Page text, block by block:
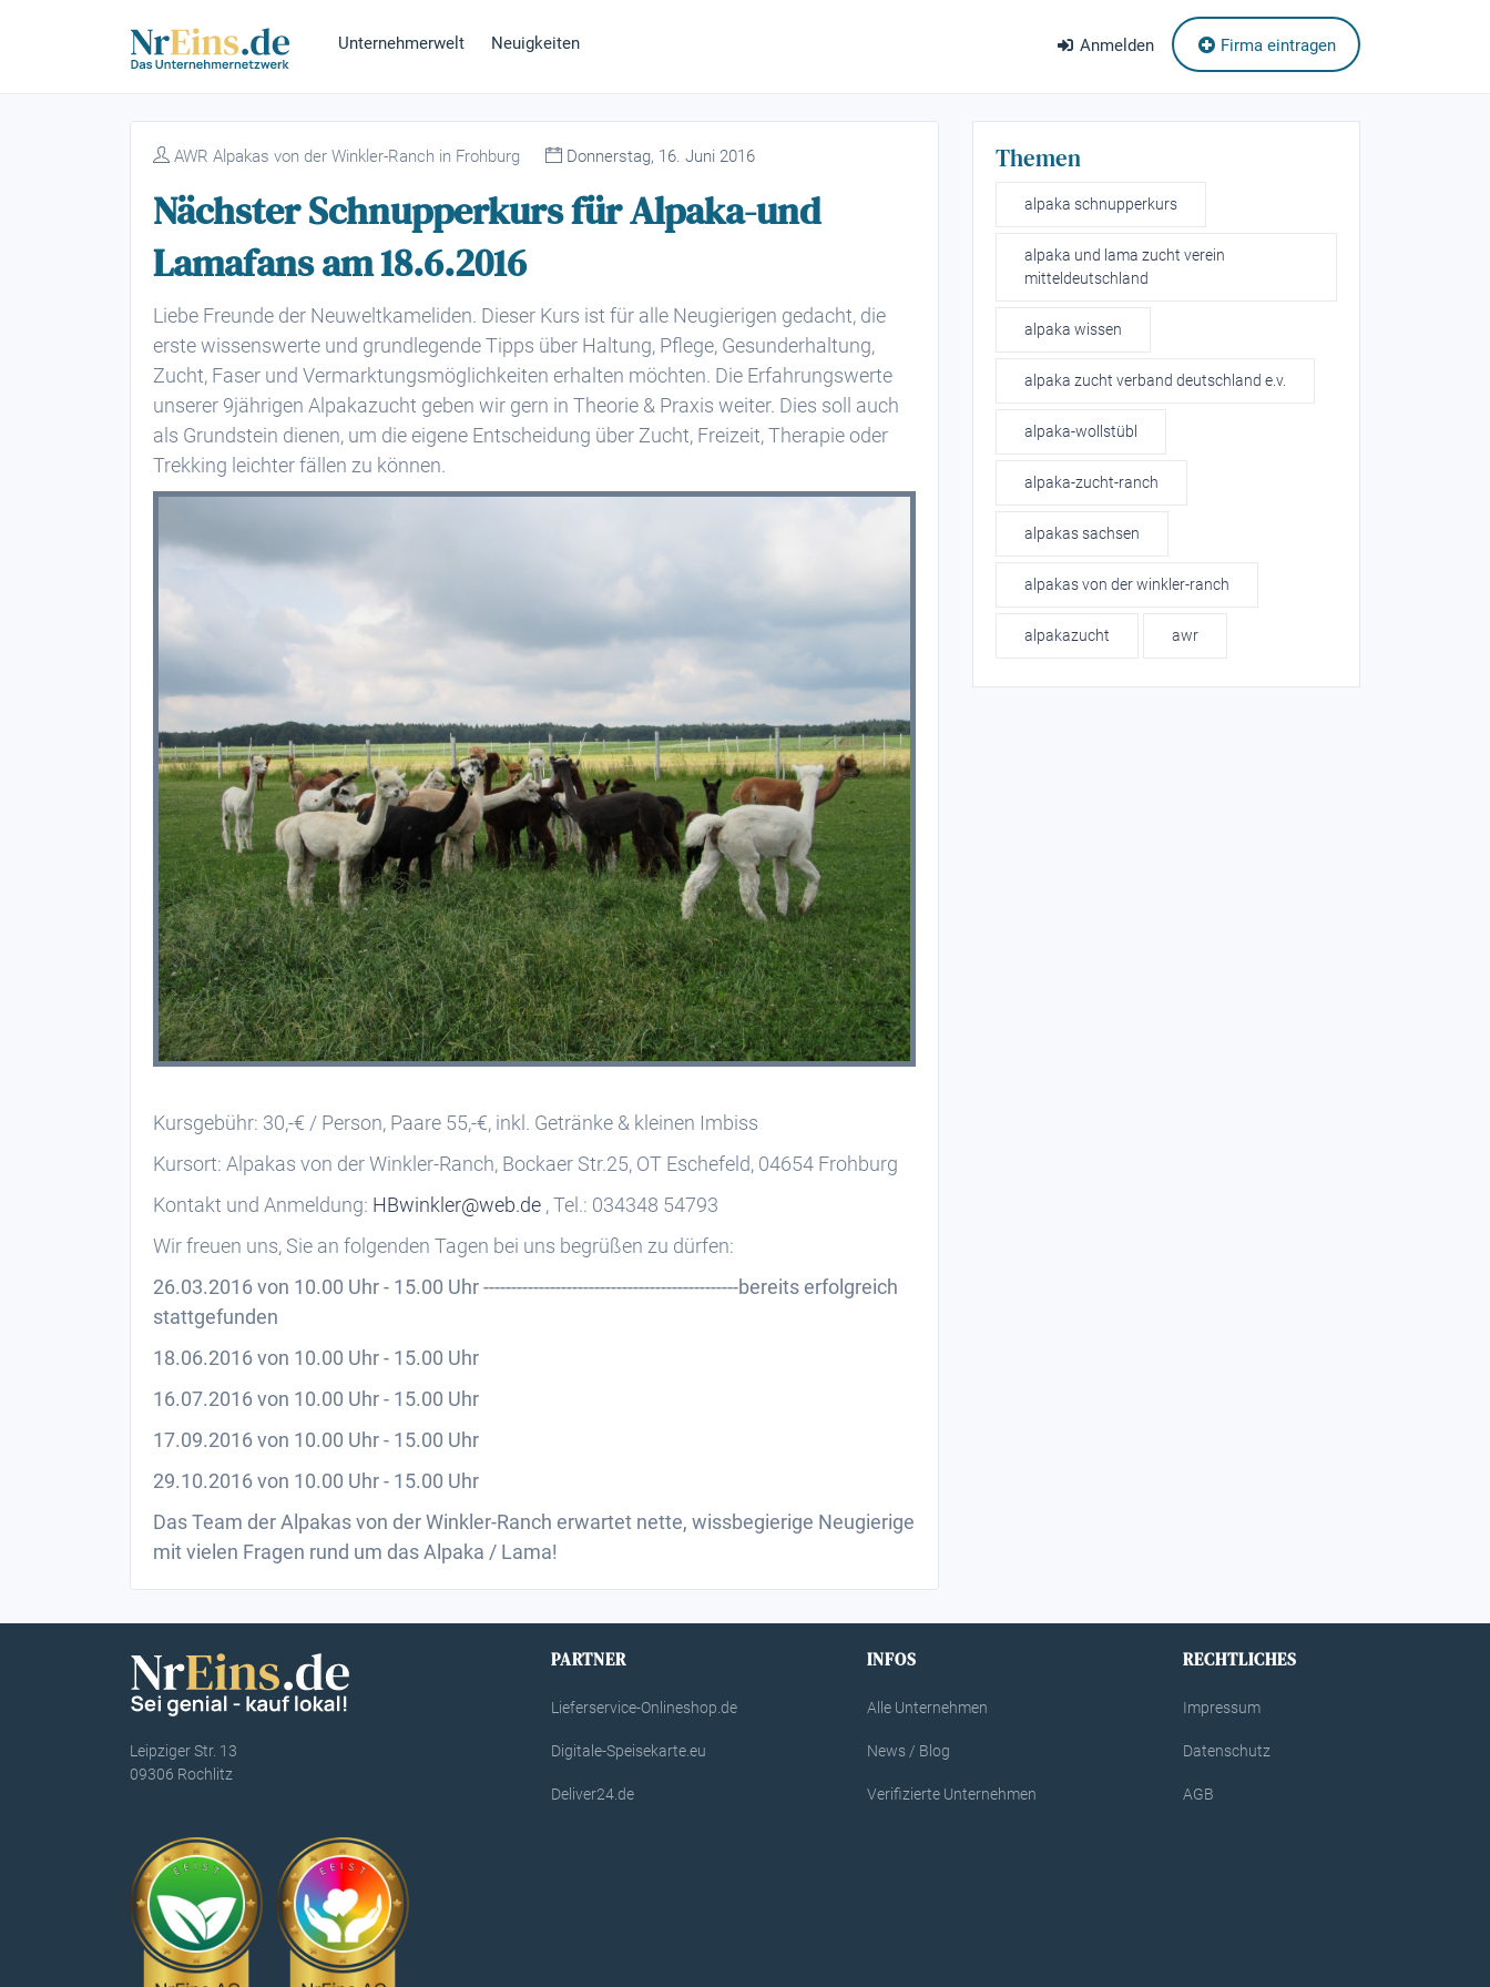
Unternehmerwelt Neuigkeiten Anmelden Firma eintragen
AWR Alpakas von der Winkler-Ranch in Frohburg Donnerstag, 16. Juni 2016
Nächster Schnupperkurs für Alpaka-und
Lamafans am 18.6.2016
Liebe Freunde der Neuweltkameliden. Dieser Kurs ist für alle Neugierigen gedacht, die
erste wissenswerte und grundlegende Tipps über Haltung, Pflege, Gesunderhaltung,
Zucht, Faser und Vermarktungsmöglichkeiten erhalten möchten. Die Erfahrungswerte
unserer 9jährigen Alpakazucht geben wir gern in Theorie & Praxis weiter. Dies soll auch
als Grundstein dienen, um die eigene Entscheidung über Zucht, Freizeit, Therapie oder
Trekking leichter fällen zu können.
Kursgebühr: 30,-€ / Person, Paare 55,-€, inkl. Getränke & kleinen Imbiss
Kursort: Alpakas von der Winkler-Ranch, Bockaer Str.25, OT Eschefeld, 04654 Frohburg
Kontakt und Anmeldung: HBwinkler@web.de , Tel.: 034348 54793
Wir freuen uns, Sie an folgenden Tagen bei uns begrüßen zu dürfen:
26.03.2016 von 10.00 Uhr - 15.00 Uhr ----------------------------------------------bereits erfolgreich
stattgefunden
18.06.2016 von 10.00 Uhr - 15.00 Uhr
16.07.2016 von 10.00 Uhr - 15.00 Uhr
17.09.2016 von 10.00 Uhr - 15.00 Uhr
29.10.2016 von 10.00 Uhr - 15.00 Uhr
Das Team der Alpakas von der Winkler-Ranch erwartet nette, wissbegierige Neugierige
mit vielen Fragen rund um das Alpaka / Lama!
Themen
alpaka schnupperkurs
alpaka und lama zucht verein
mitteldeutschland
alpaka wissen
alpaka zucht verband deutschland e.v.
alpaka-wollstübl
alpaka-zucht-ranch
alpakas sachsen
alpakas von der winkler-ranch
alpakazucht awr
Leipziger Str. 13
09306 Rochlitz
PARTNER
Lieferservice-Onlineshop.de
Digitale-Speisekarte.eu
Deliver24.de
INFOS
Alle Unternehmen
News / Blog
Verifizierte Unternehmen
RECHTLICHES
Impressum
Datenschutz
AGB